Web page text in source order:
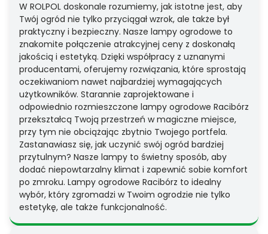
W ROLPOL doskonale rozumiemy, jak istotne jest, aby
Twój ogród nie tylko przyciągał wzrok, ale także był
praktyczny i bezpieczny. Nasze lampy ogrodowe to
znakomite połączenie atrakcyjnej ceny z doskonałą
jakością i estetyką. Dzięki współpracy z uznanymi
producentami, oferujemy rozwiązania, które sprostają
oczekiwaniom nawet najbardziej wymagających
użytkowników. Starannie zaprojektowane i
odpowiednio rozmieszczone lampy ogrodowe Racibórz
przekształcą Twoją przestrzeń w magiczne miejsce,
przy tym nie obciążając zbytnio Twojego portfela.
Zastanawiasz się, jak uczynić swój ogród bardziej
przytulnym? Nasze lampy to świetny sposób, aby
dodać niepowtarzalny klimat i zapewnić sobie komfort
po zmroku. Lampy ogrodowe Racibórz to idealny
wybór, który zgromadzi w Twoim ogrodzie nie tylko
estetykę, ale także funkcjonalność.